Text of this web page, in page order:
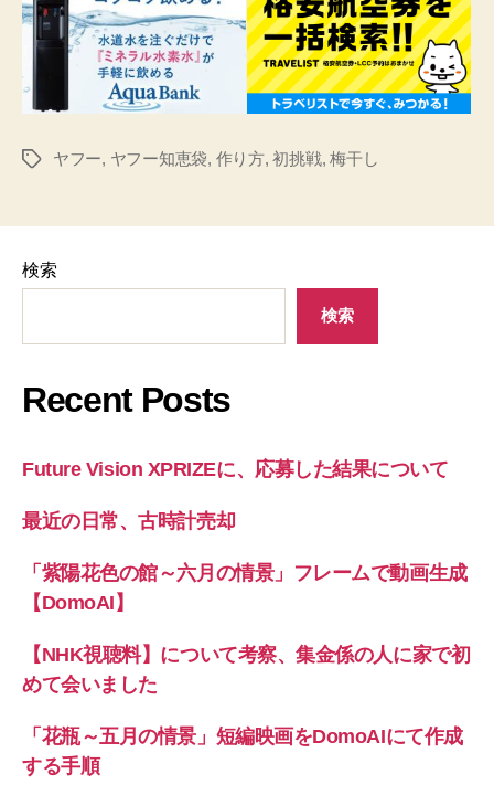
タ
ヤフー, ヤフー知恵袋, 作り方,初挑戦,梅干し
検索
検索
Recent Posts
Future Vision XPRIZEに、応募した結果について
最近の日常、古時計売却
「紫陽花色の館～六月の情景」フレームで動画生成
【DomoAI】
【NHK視聴料】について考察、集金係の人に家で初
めて会いました
「花瓶～五月の情景」短編映画をDomoAIにて作成
する手順